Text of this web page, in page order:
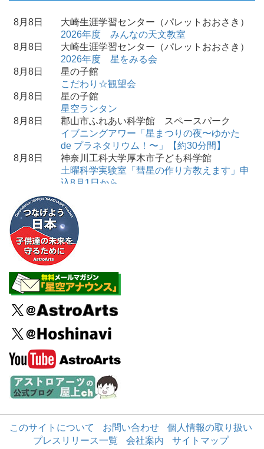
このサイトについて お問い合わせ
個人情報の取り扱い
プレスリリース一覧
会社案内 サイトマップ